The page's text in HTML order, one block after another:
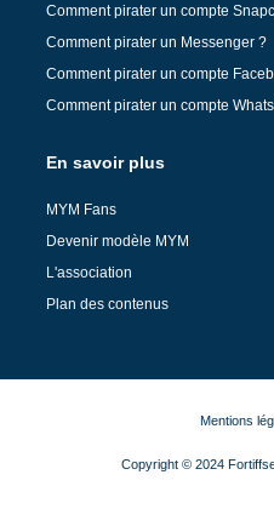
Comment pirater un compte
Comment pirater un Messenger ?
Comment pirater un compte
Comment pirater un compte
En savoir plus
MYM Fans
Devenir modèle MYM
L'association
Plan des contenus
Mentions
Copyright © 2024